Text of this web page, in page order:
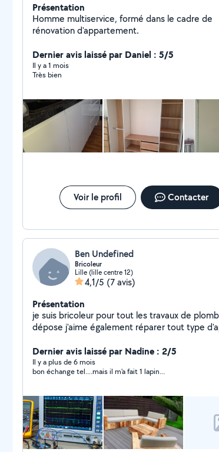
Présentation
Homme multiservice, formé dans le cadre de
rénovation d'appartement.
Dernier avis laissé par Daniel : 5/5
Il y a 1 mois
Très bien
Voir le profil Contacter
Ben Undefined
Bricoleur
Lille (lille centre 12)
4,1/5 (7 avis)
Présentation
je suis bricoleur pour tout les travaux de
dépose j'aime également réparer tout type
Dernier avis laissé par Nadine : 2/5
Il y a plus de 6 mois
bon échange tel....mais il m'a fait 1 lapin...